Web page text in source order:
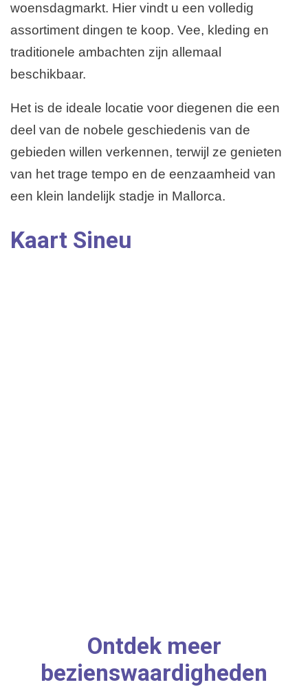
woensdagmarkt. Hier vindt u een volledig
assortiment dingen te koop. Vee, kleding en
traditionele ambachten zijn allemaal
beschikbaar.
Het is de ideale locatie voor diegenen die een
deel van de nobele geschiedenis van de
gebieden willen verkennen, terwijl ze genieten
van het trage tempo en de eenzaamheid van
een klein landelijk stadje in Mallorca.
Kaart Sineu
Ontdek meer
bezienswaardigheden